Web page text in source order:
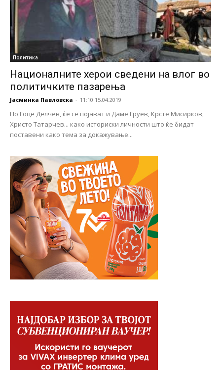
Политика
Националните херои сведени на влог во
политичките пазарења
Јасминка Павловска - 11:10 15.04.2019
По Гоце Делчев, ќе се појават и Даме Груев, Крсте Мисирков,
Христо Татарчев... како историски личности што ќе бидат
поставени како тема за докажување...